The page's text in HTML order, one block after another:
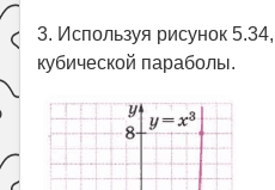
3. Используя рисунок
кубической параболы.